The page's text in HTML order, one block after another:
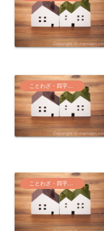
ことわざ・四字熟語・気づき